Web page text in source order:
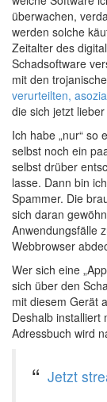
überwachen,
werden solche
Zeitalter des
Schadsoftware
mit den
verurteilten,
die sich jetzt
Ich habe „nur“ so
selbst noch ein
selbst drüber
lasse. Dann bin
Spammer. Die
sich daran
Anwendungsfälle
Webbrowser
Wer sich eine
sich über den
mit diesem Gerät
Deshalb installiert
Adressbuch wird
Jetzt